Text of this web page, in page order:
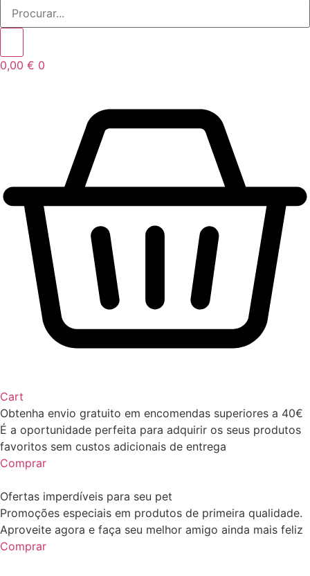
0,00 € 0
Cart
Obtenha envio gratuito em encomendas superiores a 40€
É a oportunidade perfeita para adquirir os seus produtos
favoritos sem custos adicionais de entrega
Comprar
Ofertas imperdíveis para seu pet
Promoções especiais em produtos de primeira qualidade.
Aproveite agora e faça seu melhor amigo ainda mais feliz
Comprar